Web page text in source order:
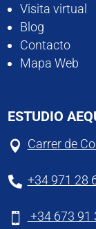
Visita virtual
Blog
Contacto
Mapa Web
ESTUDIO
 Carrer de
 +34 971 28
 +34 673 91